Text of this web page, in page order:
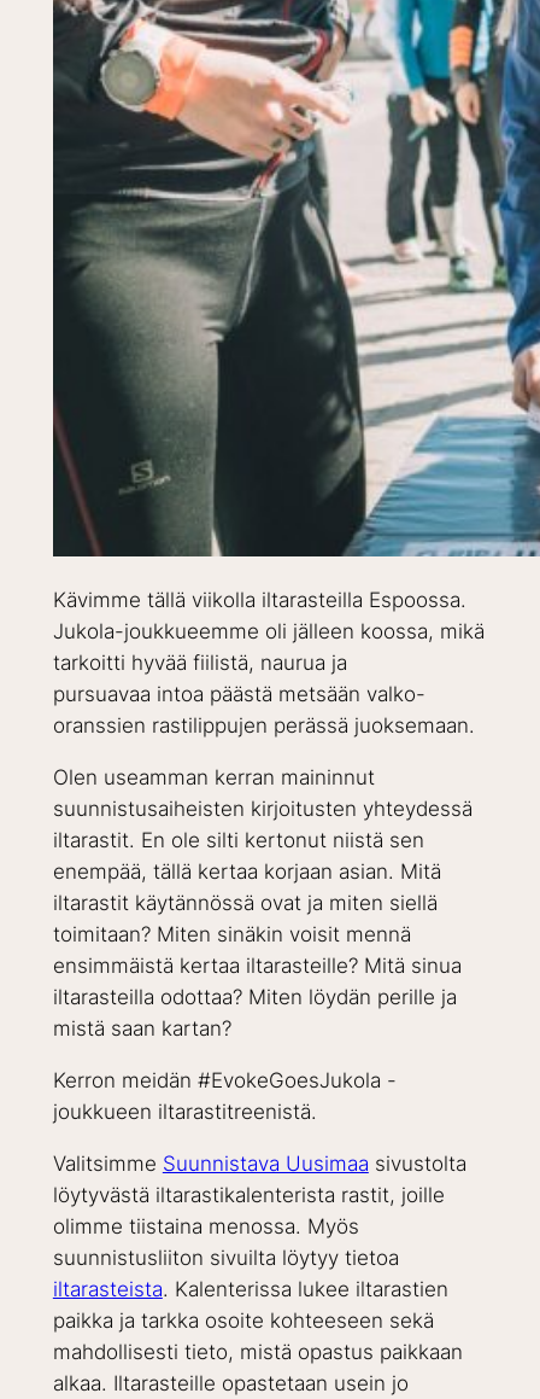
Kävimme tällä viikolla iltarasteilla Espoossa.
Jukola-joukkueemme oli jälleen koossa, mikä
tarkoitti hyvää fiilistä, naurua ja
pursuavaa intoa päästä metsään valko-
oranssien rastilippujen perässä juoksemaan.
Olen useamman kerran maininnut
suunnistusaiheisten kirjoitusten yhteydessä
iltarastit. En ole silti kertonut niistä sen
enempää, tällä kertaa korjaan asian. Mitä
iltarastit käytännössä ovat ja miten siellä
toimitaan? Miten sinäkin voisit mennä
ensimmäistä kertaa iltarasteille? Mitä sinua
iltarasteilla odottaa? Miten löydän perille ja
mistä saan kartan?
Kerron meidän #EvokeGoesJukola -
joukkueen iltarastitreenistä.
Valitsimme Suunnistava Uusimaa sivustolta
löytyvästä iltarastikalenterista rastit, joille
olimme tiistaina menossa. Myös
suunnistusliiton sivuilta löytyy tietoa
iltarasteista. Kalenterissa lukee iltarastien
paikka ja tarkka osoite kohteeseen sekä
mahdollisesti tieto, mistä opastus paikkaan
alkaa. Iltarasteille opastetaan usein jo